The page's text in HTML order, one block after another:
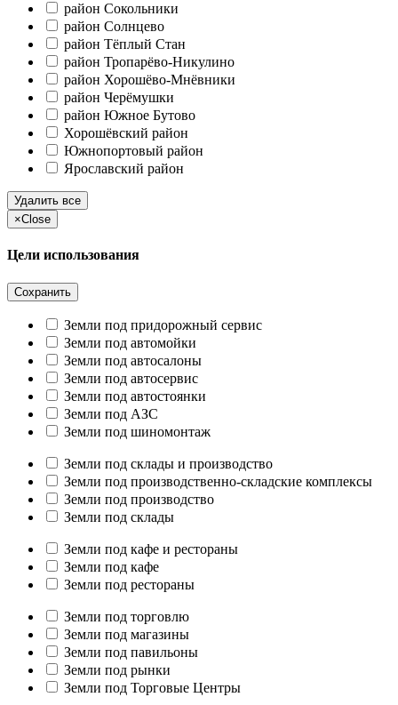
район Сокольники
район Солнцево
район Тёплый Стан
район Тропарёво-Никулино
район Хорошёво-Мнёвники
район Черёмушки
район Южное Бутово
Хорошёвский район
Южнопортовый район
Ярославский район
Удалить все
×Close
Цели использования
Сохранить
Земли под придорожный сервис
Земли под автомойки
Земли под автосалоны
Земли под автосервис
Земли под автостоянки
Земли под АЗС
Земли под шиномонтаж
Земли под склады и производство
Земли под производственно-складские комплексы
Земли под производство
Земли под склады
Земли под кафе и рестораны
Земли под кафе
Земли под рестораны
Земли под торговлю
Земли под магазины
Земли под павильоны
Земли под рынки
Земли под Торговые Центры